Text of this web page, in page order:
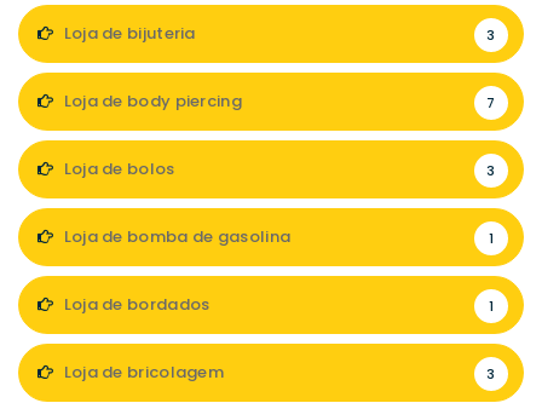
Loja de bijuteria 3
Loja de body piercing 7
Loja de bolos 3
Loja de bomba de gasolina 1
Loja de bordados 1
Loja de bricolagem 3